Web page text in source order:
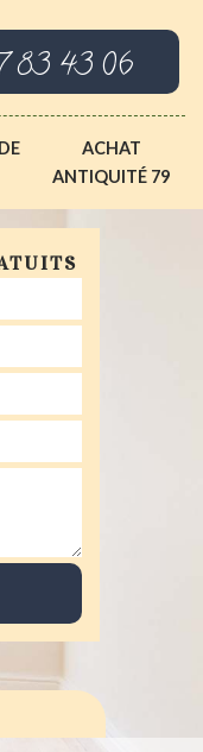
83 43 06
ACHAT
ANTIQUITÉ 79